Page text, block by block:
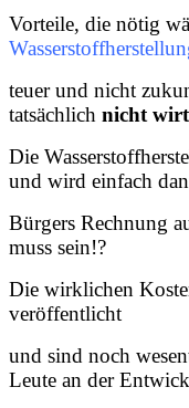
Vorteile, die nötig
teuer und nicht
tatsächlich nicht
Die
und wird einfach
Bürgers Rechnung
muss sein!?
Die wirklichen
veröffentlicht
und sind noch
Leute an der